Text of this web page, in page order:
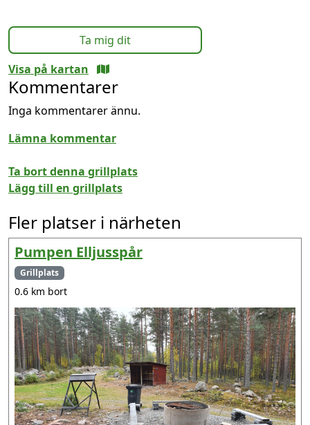
Ta mig dit
Visa på kartan
Kommentarer
Inga kommentarer ännu.
Lämna kommentar
Ta bort denna grillplats
Lägg till en grillplats
Fler platser i närheten
Pumpen Elljusspår
Grillplats
0.6 km bort